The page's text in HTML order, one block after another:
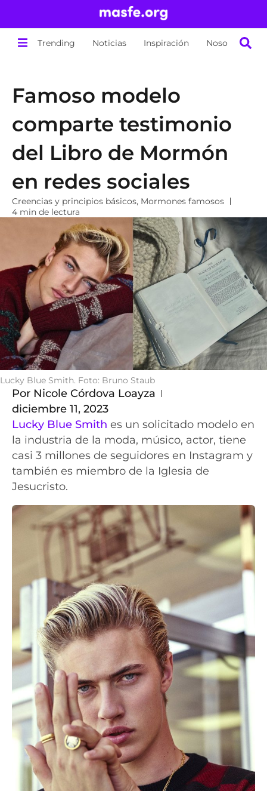
Trending Noticias Inspiración Nosotros
Famoso modelo
comparte testimonio
del Libro de Mormón
en redes sociales
Creencias y principios básicos, Mormones famosos
4 min de lectura
Lucky Blue Smith. Foto: Bruno Staub
Por Nicole Córdova Loayza
diciembre 11, 2023
Lucky Blue Smith es un solicitado modelo en
la industria de la moda, músico, actor, tiene
casi 3 millones de seguidores en Instagram y
también es miembro de la Iglesia de
Jesucristo.